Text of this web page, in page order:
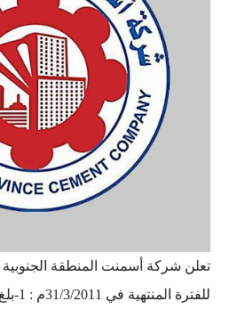
تعلن شركة أسمنت المنطقة الجنوبية
للفترة